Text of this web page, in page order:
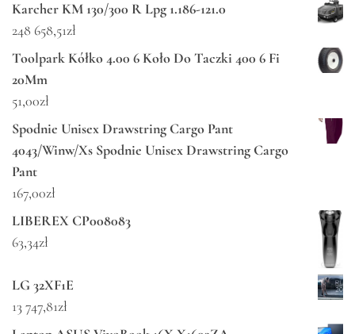
Karcher KM 130/300 R Lpg 1.186-121.0
248 658,51zł
Toolpark Kółko 4.00 6 Koło Do Taczki 400 6 Fi
20Mm
51,00zł
Spodnie Unisex Drawstring Cargo Pant
4043/Winw/Xs Spodnie Unisex Drawstring Cargo
Pant
167,00zł
LIBEREX CP008083
63,34zł
LG 32XF1E
13 747,81zł